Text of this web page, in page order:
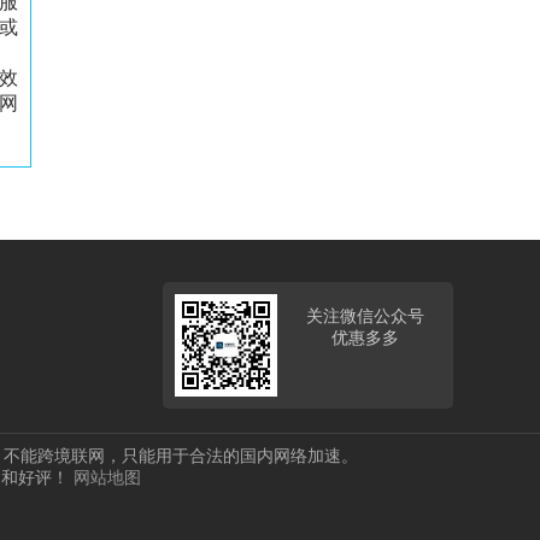
关注微信公众号
优惠多多
能跨境联网，只能用于合法的国内网络加速。
好评！ 网站地图